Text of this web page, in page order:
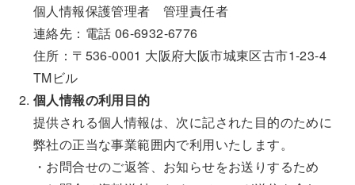
個人情報保護管理者 管理責任者
連絡先：電話 06-6932-6776
住所：〒536-0001 大阪府大阪市城東区古市1-23-4
TMビル
個人情報の利用目的
提供される個人情報は、次に記された目的のために
弊社の正当な事業範囲内で利用いたします。
・お問合せのご返答、お知らせをお送りするため